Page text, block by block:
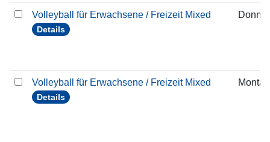
Volleyball für Erwachsene / Freizeit Mixed
Details
Volleyball für Erwachsene / Freizeit Mixed
Details
Montag